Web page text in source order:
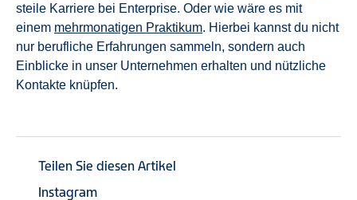
steile Karriere bei Enterprise. Oder wie wäre es mit
einem mehrmonatigen Praktikum. Hierbei kannst du nicht
nur berufliche Erfahrungen sammeln, sondern auch
Einblicke in unser Unternehmen erhalten und nützliche
Kontakte knüpfen.
Teilen Sie diesen Artikel
Instagram